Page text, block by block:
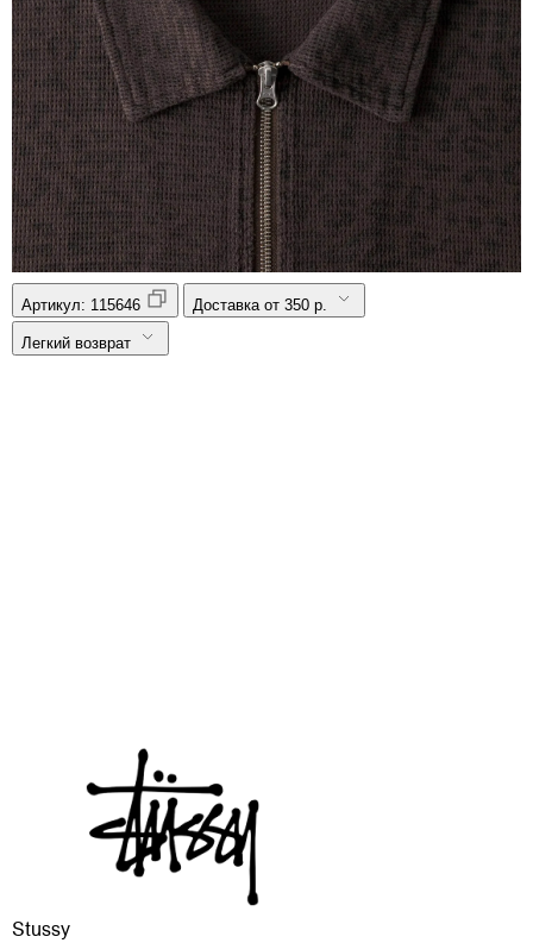
Артикул: 115646 Доставка от 350 р.
Легкий возврат
Stussy